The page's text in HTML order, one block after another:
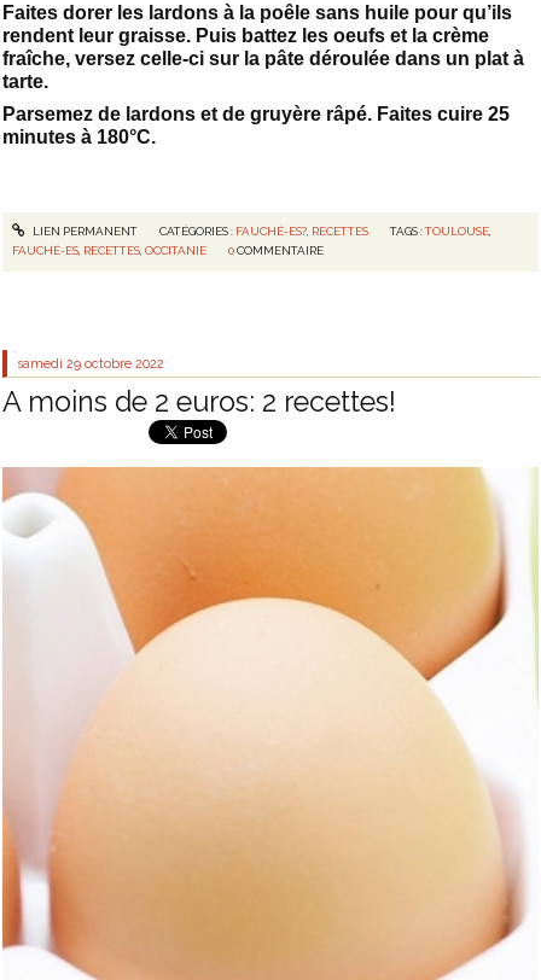
Faites dorer les lardons à la poêle sans huile pour qu’ils
rendent leur graisse. Puis battez les oeufs et la crème
fraîche, versez celle-ci sur la pâte déroulée dans un plat à
tarte.
Parsemez de lardons et de gruyère râpé. Faites cuire 25
minutes à 180°C.
LIEN PERMANENT CATÉGORIES : FAUCHÉ-ES?, RECETTES TAGS :TOULOUSE,
FAUCHÉ-ES, RECETTES,OCCITANIE 0 COMMENTAIRE
samedi 29 octobre 2022
A moins de 2 euros: 2 recettes!